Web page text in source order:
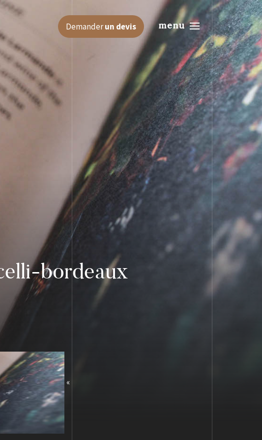
Demanderun devis menu
bordeaux
«